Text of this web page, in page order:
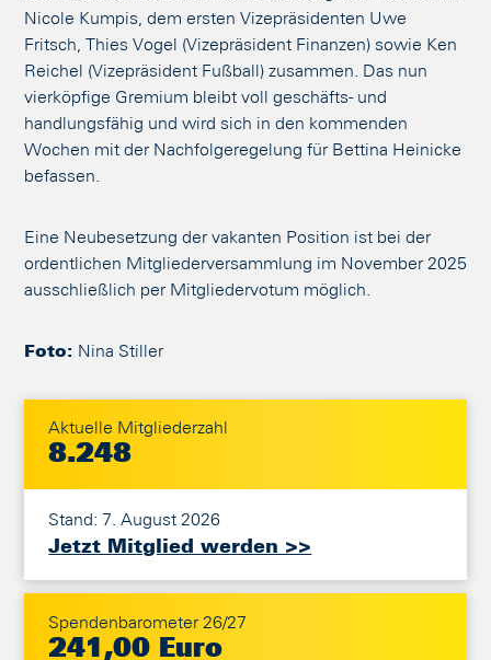
Nicole Kumpis, dem ersten Vizepräsidenten Uwe
Fritsch, Thies Vogel (Vizepräsident Finanzen) sowie Ken
Reichel (Vizepräsident Fußball) zusammen. Das nun
vierköpfige Gremium bleibt voll geschäfts- und
handlungsfähig und wird sich in den kommenden
Wochen mit der Nachfolgeregelung für Bettina Heinicke
befassen.
Eine Neubesetzung der vakanten Position ist bei der
ordentlichen Mitgliederversammlung im November 2025
ausschließlich per Mitgliedervotum möglich.
Foto: Nina Stiller
Aktuelle Mitgliederzahl
8.248
Stand: 7. August 2026
Jetzt Mitglied werden >>
Spendenbarometer 26/27
241,00 Euro